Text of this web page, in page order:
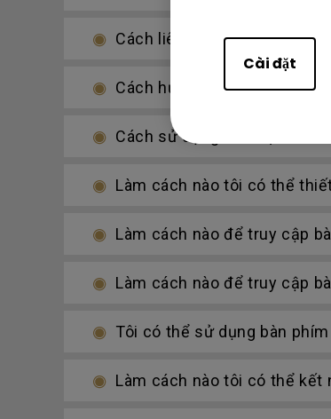
Cài đặt
Cách liên kết Thẻ NFC của
Cách hủy liên kết một màn
Cách sử dụng chế độ Duo
Làm cách nào tôi có thể
Làm cách nào để truy cập
Làm cách nào để truy cập
Tôi có thể sử dụng bàn
Làm cách nào tôi có thể kết